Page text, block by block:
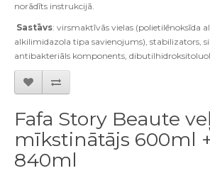
norādīts instrukcijā.
Sastāvs: virsmaktīvās vielas (polietilēnoksīda
alkilimidazola tipa savienojums), stabilizators,
antibakteriāls komponents,
Fafa Story Beaute
mīkstinātājs 600ml
840ml